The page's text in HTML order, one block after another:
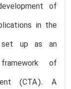
of
in the
up as an
of
(CTA). A